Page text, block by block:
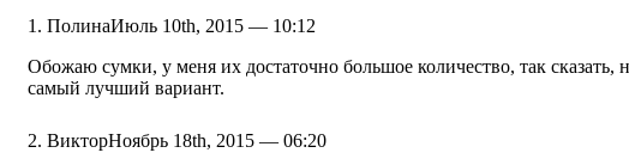
ПолинаИюль 10th, 2015 — 10:12
Обожаю сумки, у меня их достаточно большое количество, так
самый лучший вариант.
ВикторНоябрь 18th, 2015 — 06:20